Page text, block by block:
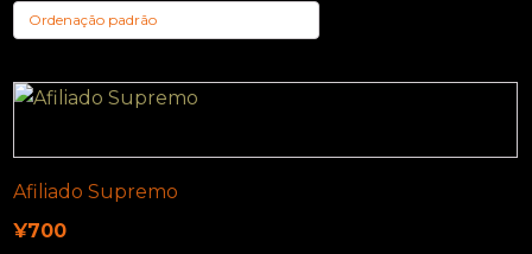
Afiliado Supremo
¥700